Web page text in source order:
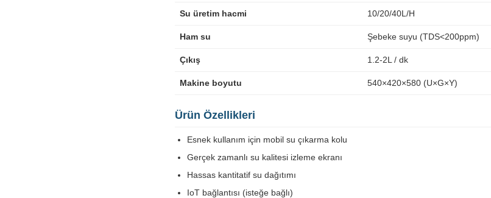
Su üretim hacmi 10/20/40L/H
Ham su Şebeke suyu (TDS<200ppm)
Çıkış 1.2-2L / dk
Makine boyutu 540×420×580 (U×G×Y)
Ürün Özellikleri
Esnek kullanım için mobil su çıkarma kolu
Gerçek zamanlı su kalitesi izleme ekranı
Hassas kantitatif su dağıtımı
IoT bağlantısı (isteğe bağlı)